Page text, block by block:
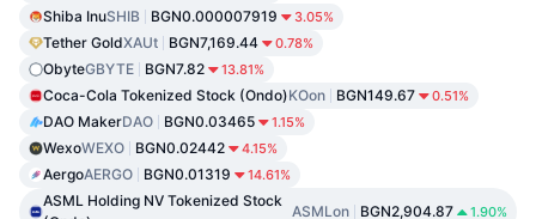
Shiba InuSHIB BGN0.000007919 3.05%
Tether GoldXAUt BGN7,169.44 0.78%
ObyteGBYTE BGN7.82 13.81%
Coca-Cola Tokenized Stock (Ondo)KOon BGN149.67 0.51%
DAO MakerDAO BGN0.03465 1.15%
WexoWEXO BGN0.02442 4.15%
AergoAERGO BGN0.01319 14.61%
ASML Holding NV Tokenized Stock
ASMLon BGN2,904.87 1.90%